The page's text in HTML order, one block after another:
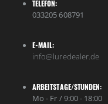
TELEFON:
033205 608791
E-MAIL:
info@luredealer.de
ARBEITSTAGE/STUNDEN:
Mo - Fr / 9:00 - 18:00